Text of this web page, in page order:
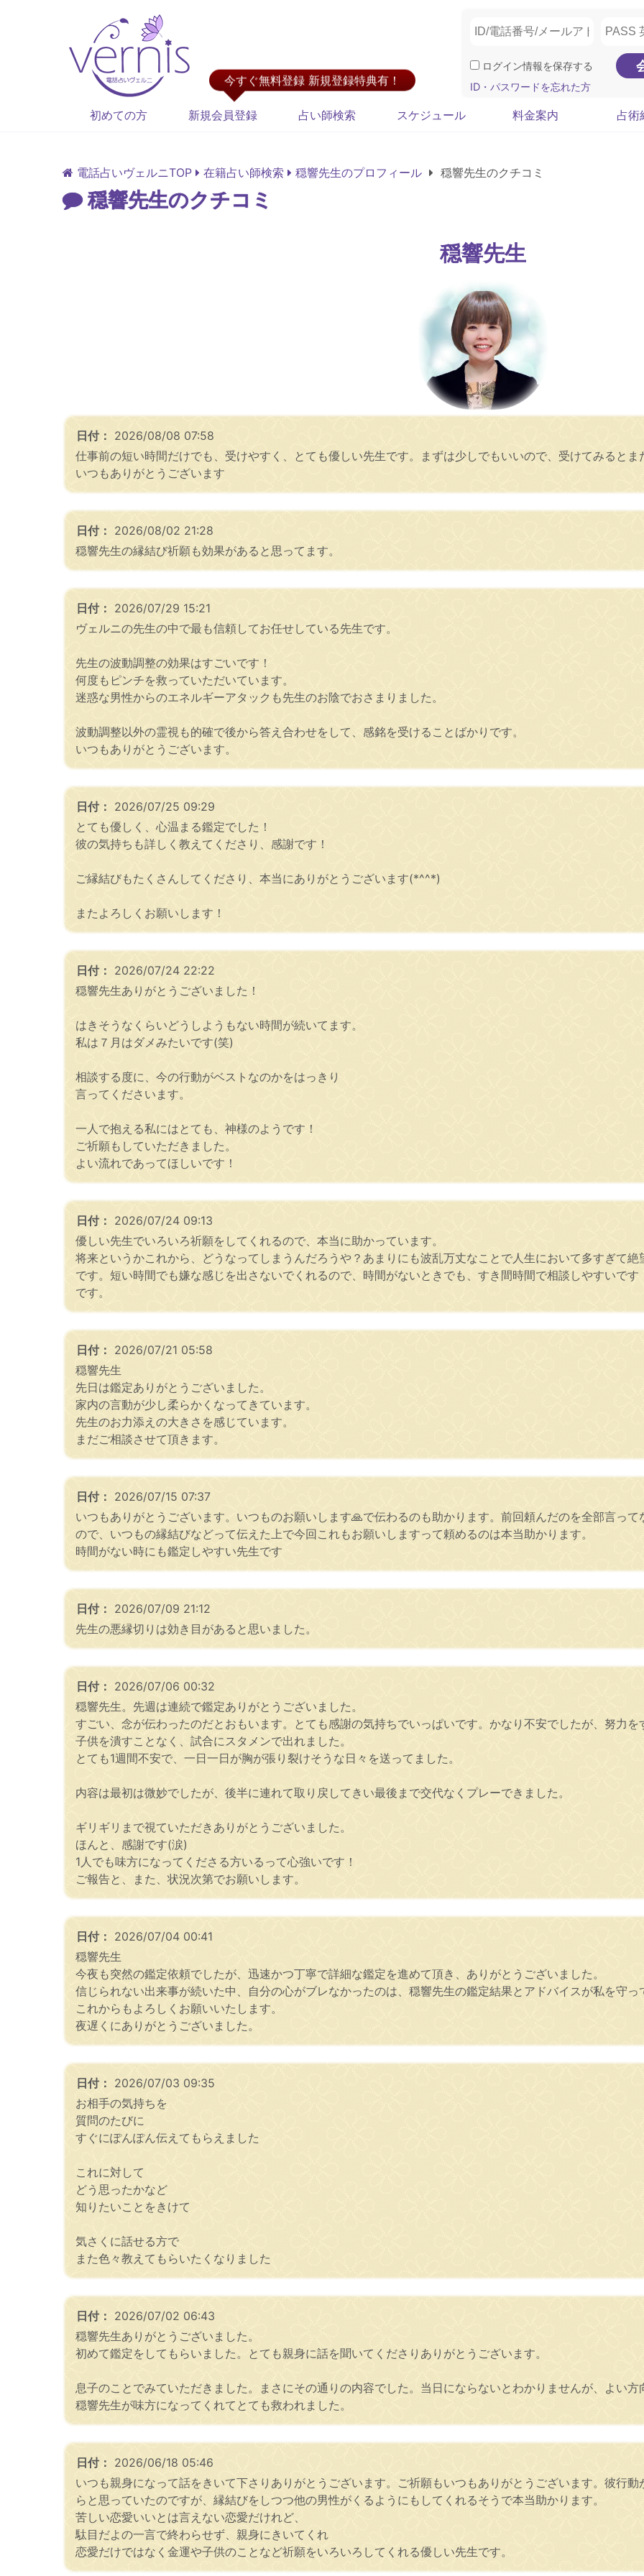
今すぐ無料登録 新規登録特典有！
ログイン情報を保存する
ID・パスワードを忘れた方
初めての方 新規会員登録 占い師検索 スケジュール 料金案内 占術
電話占いヴェルニTOP 在籍占い師検索 穏響先生のプロフィール 穏響先生のクチコミ
穏響先生のクチコミ
穏響先生
日付： 2026/08/08 07:58
仕事前の短い時間だけでも、受けやすく、とても優しい先生です。まずは少しでもいいので、受けてみると
いつもありがとうございます
日付： 2026/08/02 21:28
穏響先生の縁結び祈願も効果があると思ってます。
日付： 2026/07/29 15:21
ヴェルニの先生の中で最も信頼してお任せしている先生です。
先生の波動調整の効果はすごいです！
何度もピンチを救っていただいています。
迷惑な男性からのエネルギーアタックも先生のお陰でおさまりました。
波動調整以外の霊視も的確で後から答え合わせをして、感銘を受けることばかりです。
いつもありがとうございます。
日付： 2026/07/25 09:29
とても優しく、心温まる鑑定でした！
彼の気持ちも詳しく教えてくださり、感謝です！
ご縁結びもたくさんしてくださり、本当にありがとうございます(*^^*)
またよろしくお願いします！
日付： 2026/07/24 22:22
穏響先生ありがとうございました！
はきそうなくらいどうしようもない時間が続いてます。
私は７月はダメみたいです(笑)
相談する度に、今の行動がベストなのかをはっきり
言ってくださいます。
一人で抱える私にはとても、神様のようです！
ご祈願もしていただきました。
よい流れであってほしいです！
日付： 2026/07/24 09:13
優しい先生でいろいろ祈願をしてくれるので、本当に助かっています。
将来というかこれから、どうなってしまうんだろうや？あまりにも波乱万丈なことで人生において多すぎて
です。短い時間でも嫌な感じを出さないでくれるので、時間がないときでも、すき間時間で相談しやすいです
です。
日付： 2026/07/21 05:58
穏響先生
先日は鑑定ありがとうございました。
家内の言動が少し柔らかくなってきています。
先生のお力添えの大きさを感じています。
まだご相談させて頂きます。
日付： 2026/07/15 07:37
いつもありがとうございます。いつものお願いします🙏で伝わるのも助かります。前回頼んだのを全部言っ
ので、いつもの縁結びなどって伝えた上で今回これもお願いしますって頼めるのは本当助かります。
時間がない時にも鑑定しやすい先生です
日付： 2026/07/09 21:12
先生の悪縁切りは効き目があると思いました。
日付： 2026/07/06 00:32
穏響先生。先週は連続で鑑定ありがとうございました。
すごい、念が伝わったのだとおもいます。とても感謝の気持ちでいっぱいです。かなり不安でしたが、努力を
子供を潰すことなく、試合にスタメンで出れました。
とても1週間不安で、一日一日が胸が張り裂けそうな日々を送ってました。
内容は最初は微妙でしたが、後半に連れて取り戻してきい最後まで交代なくプレーできました。
ギリギリまで視ていただきありがとうございました。
ほんと、感謝です(涙)
1人でも味方になってくださる方いるって心強いです！
ご報告と、また、状況次第でお願いします。
日付： 2026/07/04 00:41
穏響先生
今夜も突然の鑑定依頼でしたが、迅速かつ丁寧で詳細な鑑定を進めて頂き、ありがとうございました。
信じられない出来事が続いた中、自分の心がブレなかったのは、穏響先生の鑑定結果とアドバイスが私を守
これからもよろしくお願いいたします。
夜遅くにありがとうございました。
日付： 2026/07/03 09:35
お相手の気持ちを
質問のたびに
すぐにぽんぽん伝えてもらえました
これに対して
どう思ったかなど
知りたいことをきけて
気さくに話せる方で
また色々教えてもらいたくなりました
日付： 2026/07/02 06:43
穏響先生ありがとうございました。
初めて鑑定をしてもらいました。とても親身に話を聞いてくださりありがとうございます。
息子のことでみていただきました。まさにその通りの内容でした。当日にならないとわかりませんが、よい
穏響先生が味方になってくれてとても救われました。
日付： 2026/06/18 05:46
いつも親身になって話をきいて下さりありがとうございます。ご祈願もいつもありがとうございます。彼行
らと思っていたのですが、縁結びをしつつ他の男性がくるようにもしてくれるそうで本当助かります。
苦しい恋愛いいとは言えない恋愛だけれど、
駄目だよの一言で終わらせず、親身にきいてくれ
恋愛だけではなく金運や子供のことなど祈願をいろいろしてくれる優しい先生です。